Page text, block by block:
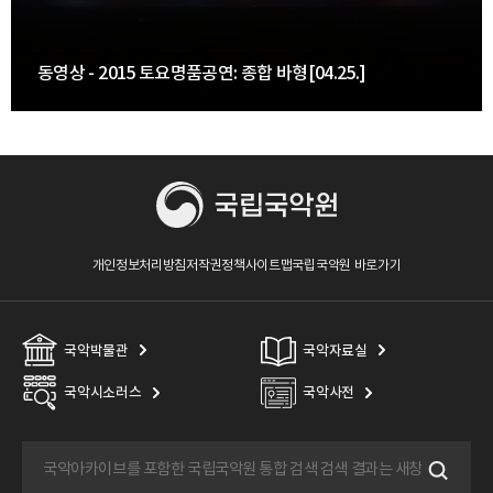
동영상 - 2015 토요명품공연: 종합 바형[04.25.]
개인정보처리방침저작권정책사이트맵국립국악원 바로가기
국악박물관 국악자료실
국악시소러스 국악사전